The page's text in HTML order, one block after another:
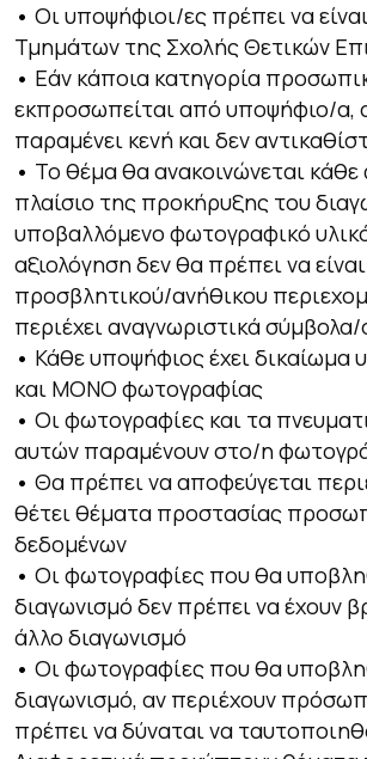
• Οι υποψήφιοι/ες πρέπει να
Τμημάτων της Σχολής Θετικών
• Εάν κάποια κατηγορία
εκπροσωπείται από υποψήφιο/α,
παραμένει κενή και δεν
• Το θέμα θα ανακοινώνεται
πλαίσιο της προκήρυξης του
υποβαλλόμενο φωτογραφικό
αξιολόγηση δεν θα πρέπει να είναι
προσβλητικού/ανήθικου
περιέχει αναγνωριστικά
• Κάθε υποψήφιος έχει δικαίωμα
και ΜΟΝΟ φωτογραφίας
• Οι φωτογραφίες και τα
αυτών παραμένουν στο/η
• Θα πρέπει να αποφεύγεται
θέτει θέματα προστασίας
δεδομένων
• Οι φωτογραφίες που θα
διαγωνισμό δεν πρέπει να έχουν
άλλο διαγωνισμό
• Οι φωτογραφίες που θα
διαγωνισμό, αν περιέχουν
πρέπει να δύναται να